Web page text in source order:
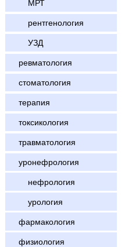
МРТ
рентгенология
УЗД
ревматология
стоматология
терапия
токсикология
травматология
уронефрология
нефрология
урология
фармакология
физиология